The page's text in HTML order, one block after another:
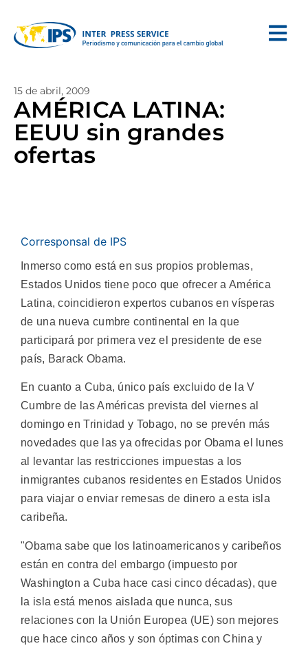
15 de abril, 2009
AMÉRICA LATINA:
EEUU sin grandes
ofertas
Corresponsal de IPS
Inmerso como está en sus propios problemas,
Estados Unidos tiene poco que ofrecer a América
Latina, coincidieron expertos cubanos en vísperas
de una nueva cumbre continental en la que
participará por primera vez el presidente de ese
país, Barack Obama.
En cuanto a Cuba, único país excluido de la V
Cumbre de las Américas prevista del viernes al
domingo en Trinidad y Tobago, no se prevén más
novedades que las ya ofrecidas por Obama el lunes
al levantar las restricciones impuestas a los
inmigrantes cubanos residentes en Estados Unidos
para viajar o enviar remesas de dinero a esta isla
caribeña.
"Obama sabe que los latinoamericanos y caribeños
están en contra del embargo (impuesto por
Washington a Cuba hace casi cinco décadas), que
la isla está menos aislada que nunca, sus
relaciones con la Unión Europea (UE) son mejores
que hace cinco años y son óptimas con China y